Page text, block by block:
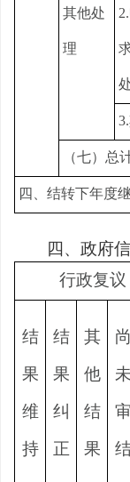
其他处
理
（七）总
四、结转下年度
四、政府
行政复议
结
果
维
持
结
果
纠
正
其
他
结
果
尚
未
审